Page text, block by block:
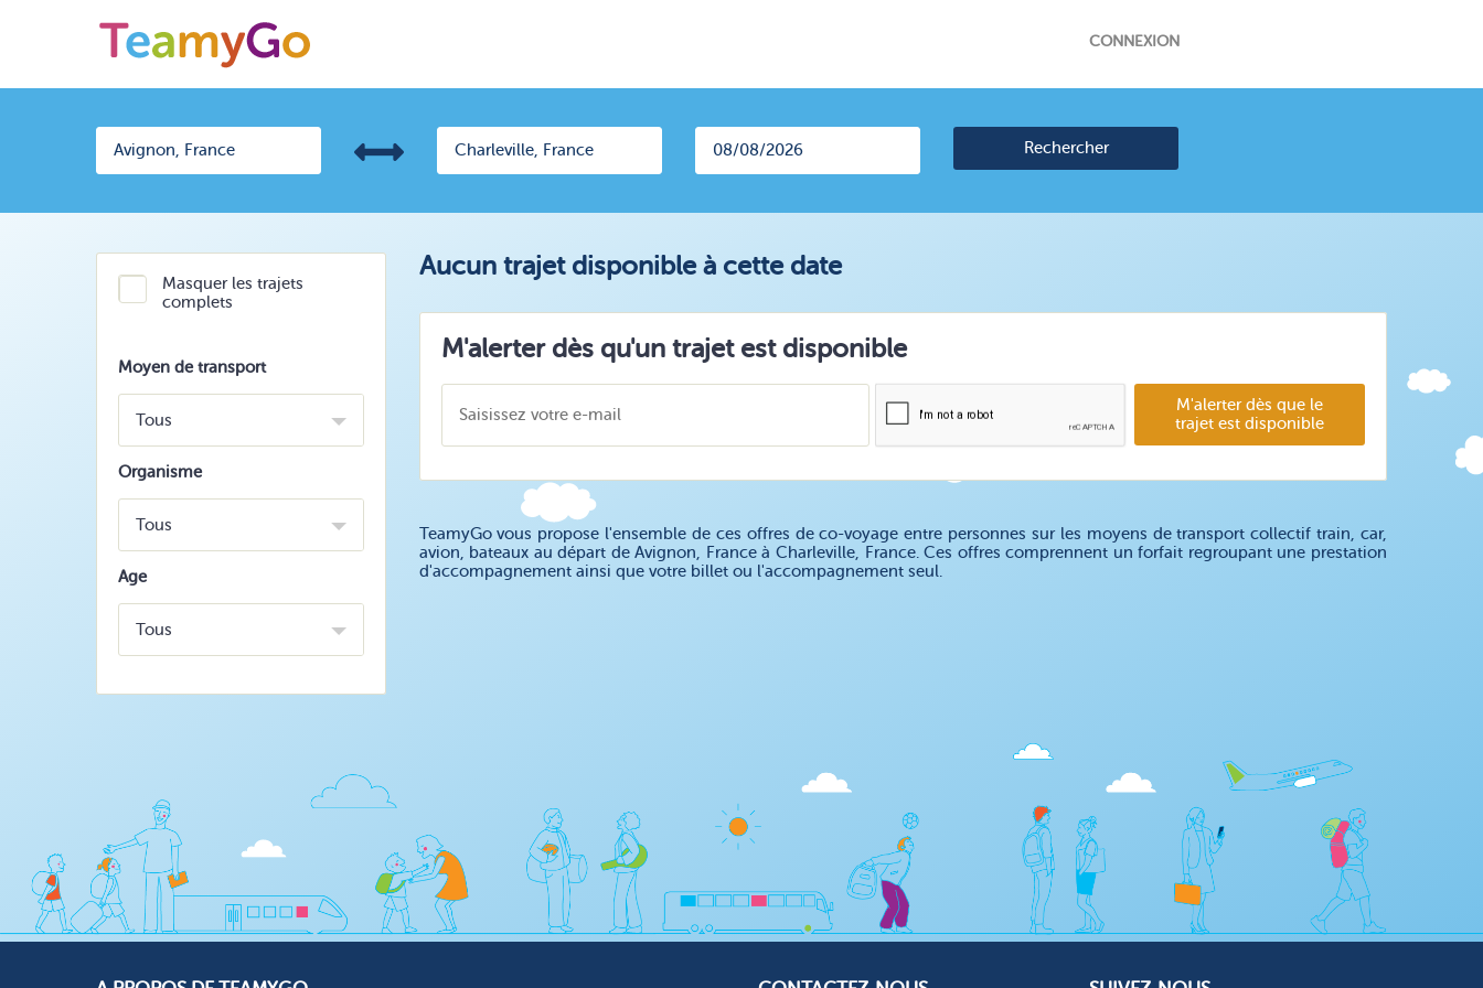
CONNEXION
Rechercher
Masquer les trajets
complets
Moyen de transport
Tous
Organisme
Tous
Age
Tous
Aucun trajet disponible à cette date
M'alerter dès qu'un trajet est disponible
M'alerter dès que le
trajet est disponible
TeamyGo vous propose l'ensemble de ces offres de co-voyage entre personnes sur les moyens de transport collectif train, car,
avion, bateaux au départ de Avignon, France à Charleville, France. Ces offres comprennent un forfait regroupant une prestation
d'accompagnement ainsi que votre billet ou l'accompagnement seul.